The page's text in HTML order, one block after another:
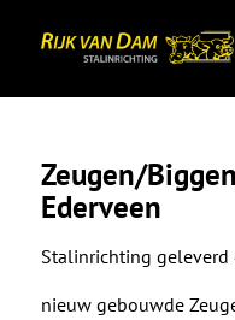
Zeugen/
Ederveen
Stalinrichting geleverd
nieuw gebouwde